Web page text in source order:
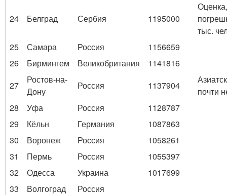
24 Белград Сербия 1195000
Оценка,
тыс.
25
Самара Россия
1156659
26
Бирмингем Великобритания
1141816
27
Ростов-на-
Дону
Россия 1137904
почти
28
Уфа Россия
1128787
29
Кёльн Германия
1087863
30
Воронеж Россия
1058261
31
Пермь Россия
1055397
32
Одесса Украина
1017699
33
Волгоград
Россия